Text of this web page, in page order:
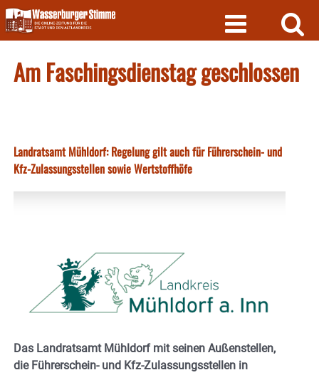
Skip
to
content
Am Faschingsdienstag geschlossen
Landratsamt Mühldorf: Regelung gilt auch für Führerschein- und
Kfz-Zulassungsstellen sowie Wertstoffhöfe
Das Landratsamt Mühldorf mit seinen Außenstellen,
die Führerschein- und Kfz-Zulassungsstellen in